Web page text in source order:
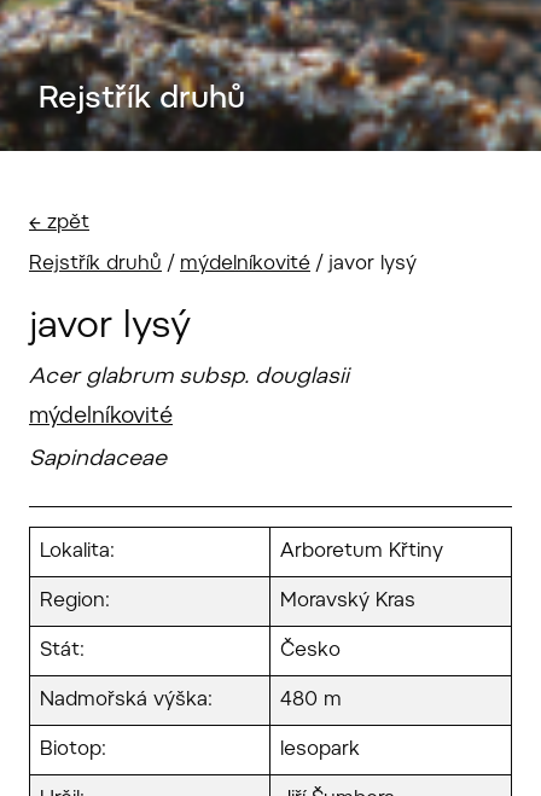
Rejstřík druhů
← zpět
Rejstřík druhů / mýdelníkovité / javor lysý
javor lysý
Acer glabrum subsp. douglasii
mýdelníkovité
Sapindaceae
Lokalita: Arboretum Křtiny
Region: Moravský Kras
Stát: Česko
Nadmořská výška: 480 m
Biotop: lesopark